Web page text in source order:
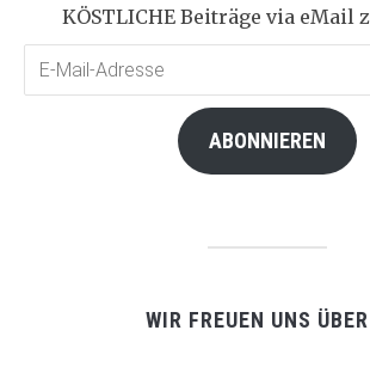
KÖSTLICHE Beiträge via eMail
ABONNIEREN
WIR FREUEN UNS